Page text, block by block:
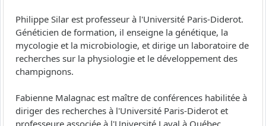
Philippe Silar est professeur à l'Université Paris-Diderot.
Généticien de formation, il enseigne la génétique, la
mycologie et la microbiologie, et dirige un laboratoire de
recherches sur la physiologie et le développement des
champignons.
Fabienne Malagnac est maître de conférences habilitée à
diriger des recherches à l'Université Paris-Diderot et